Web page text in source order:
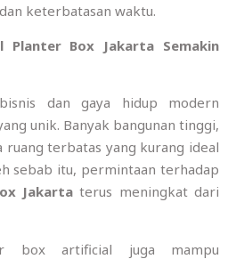
keterbatasan waktu.
Planter Box Jakarta Semakin
dan gaya hidup modern
unik. Banyak bangunan tinggi,
terbatas yang kurang ideal
sebab itu, permintaan terhadap
Jakarta terus meningkat dari
box artificial juga mampu